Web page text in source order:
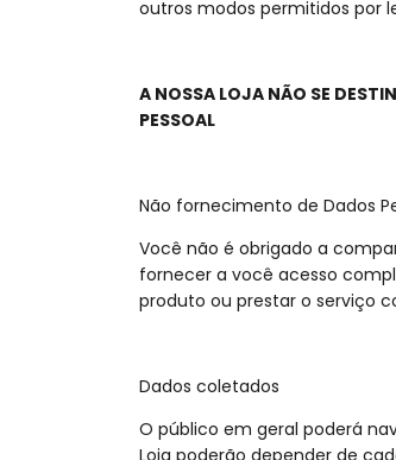
outros modos permitidos por
A NOSSA LOJA NÃO SE
PESSOAL
Não fornecimento de Dados
Você não é obrigado a
fornecer a você acesso
produto ou prestar o serviço
Dados coletados
O público em geral poderá
Loja poderão depender de